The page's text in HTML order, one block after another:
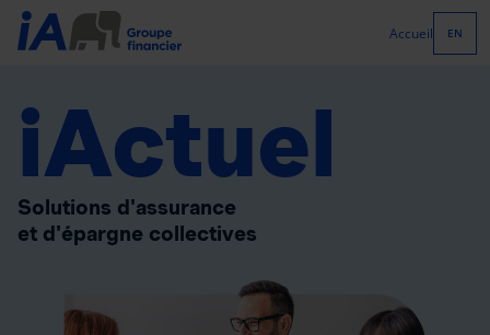
Accueil EN
iActuel
Solutions d'assurance
et d'épargne collectives